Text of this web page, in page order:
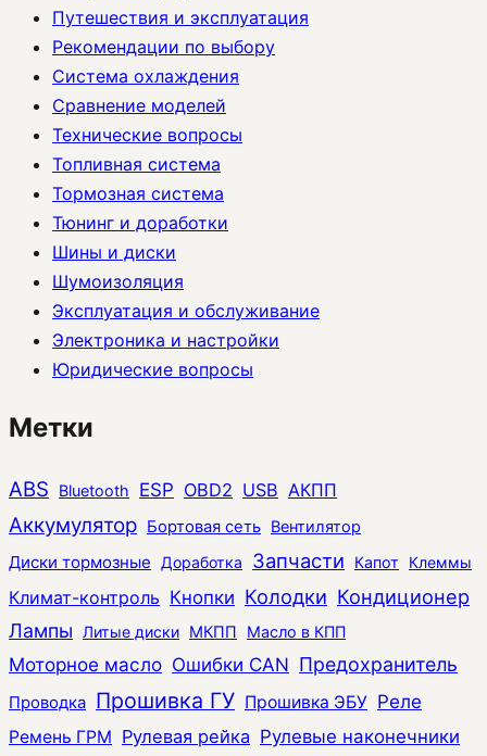
Путешествия и эксплуатация
Рекомендации по выбору
Система охлаждения
Сравнение моделей
Технические вопросы
Топливная система
Тормозная система
Тюнинг и доработки
Шины и диски
Шумоизоляция
Эксплуатация и обслуживание
Электроника и настройки
Юридические вопросы
Метки
ABS Bluetooth ESP OBD2 USB АКПП
Аккумулятор Бортовая сеть Вентилятор
Диски тормозные Доработка Запчасти Капот Клеммы
Климат-контроль Кнопки Колодки Кондиционер
Лампы Литые диски МКПП Масло в КПП
Моторное масло Ошибки CAN Предохранитель
Проводка Прошивка ГУ Прошивка ЭБУ Реле
Ремень ГРМ Рулевая рейка Рулевые наконечники